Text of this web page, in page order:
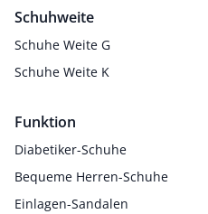
Schuhweite
Schuhe Weite G
Schuhe Weite K
Funktion
Diabetiker-Schuhe
Bequeme Herren-Schuhe
Einlagen-Sandalen